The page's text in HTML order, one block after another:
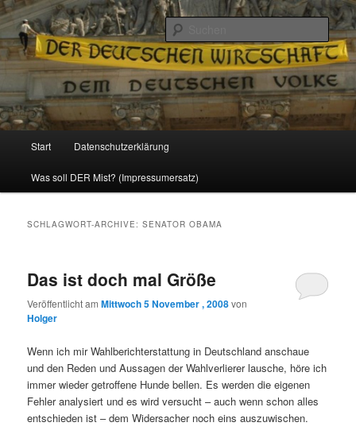
Reizzentrum
Politik, Wirtschaft, Soziales und Gesellschaft
Zum
Inhalt
Zum
sekundären
Start Datenschutzerklärung
Was soll DER Mist? (Impressumersatz)
SCHLAGWORT-ARCHIVE:SENATOR OBAMA
Das ist doch mal Größe
Veröffentlicht amMittwoch 5 November , 2008von
Holger
Wenn ich mir Wahlberichterstattung in Deutschland anschaue
und den Reden und Aussagen der Wahlverlierer lausche, höre ich
immer wieder getroffene Hunde bellen. Es werden die eigenen
Fehler analysiert und es wird versucht – auch wenn schon alles
entschieden ist – dem Widersacher noch eins auszuwischen.